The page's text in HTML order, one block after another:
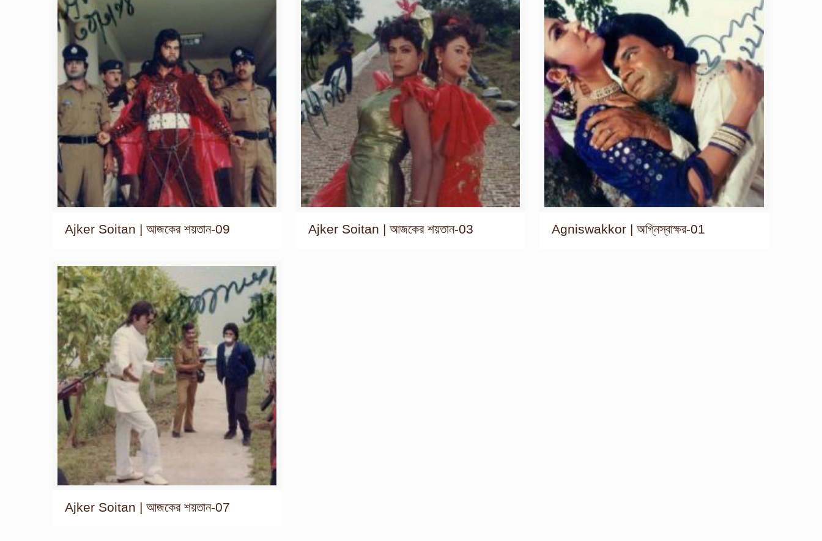
Ajker Soitan | আজকের শয়তান-09 Ajker Soitan | আজকের শয়তান-03 Agniswakkor | অগ্নিস্বাক্ষর-01
Ajker Soitan | আজকের শয়তান-07